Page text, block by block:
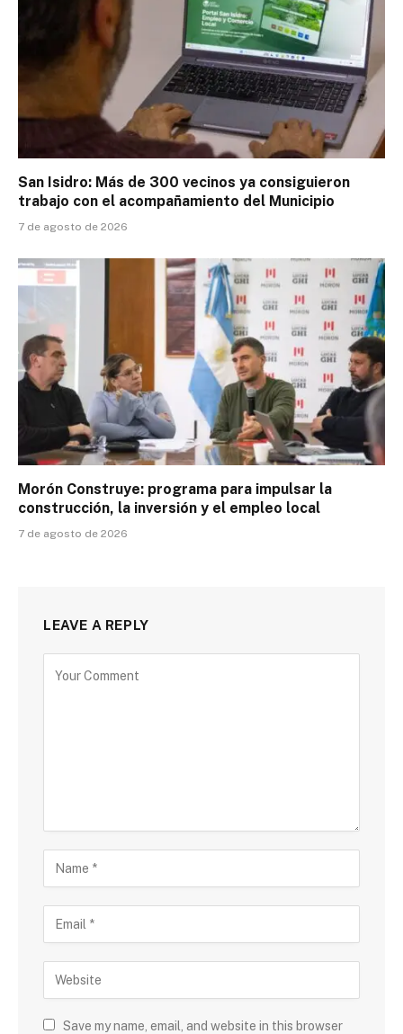
San Isidro: Más de 300 vecinos ya consiguieron
trabajo con el acompañamiento del Municipio
7 de agosto de 2026
Morón Construye: programa para impulsar la
construcción, la inversión y el empleo local
7 de agosto de 2026
LEAVE A REPLY
Save my name, email, and website in this browser